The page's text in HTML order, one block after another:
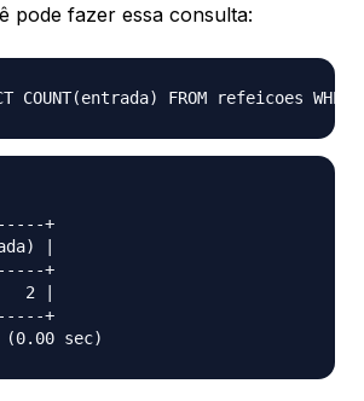
pode fazer essa consulta:
COUNT(entrada) FROM refeicoes
+
|
+
2 |
+